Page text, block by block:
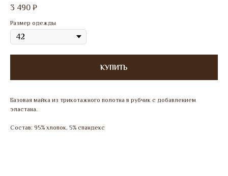
3 490 ₽
Размер одежды
КУПИТЬ
Базовая майка из трикотажного полотна в рубчик с добавлением
эластана.
Состав: 95% хлопок, 5% спандекс